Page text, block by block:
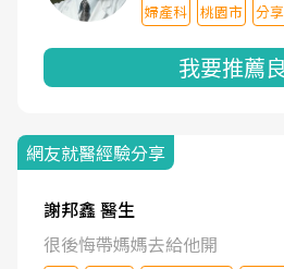
婦產科 桃園市 分
我要推薦
網友就醫經驗分享
謝邦鑫 醫生
很後悔帶媽媽去給他開